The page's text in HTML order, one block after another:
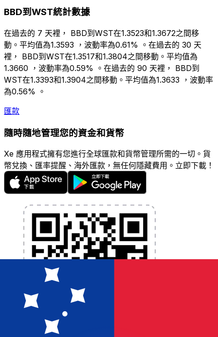
BBD到WST統計數據
在過去的 7 天裡， BBD到WST在1.3523和1.3672之間移
動。平均值為1.3593 ，波動率為0.61% 。在過去的 30 天
裡， BBD到WST在1.3517和1.3804之間移動。平均值為
1.3660 ，波動率為0.59% 。在過去的 90 天裡， BBD到
WST在1.3393和1.3904之間移動。平均值為1.3633 ，波動率
為0.56% 。
匯款
隨時隨地管理您的資金和貨幣
Xe 應用程式擁有您進行全球匯款和貨幣管理所需的一切。貨
幣兌換、匯率提醒、海外匯款，無任何隱藏費用。立即下載！